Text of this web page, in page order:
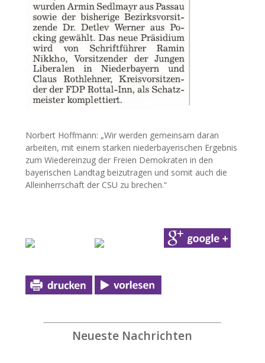
Norbert Hoffmann: „Wir werden gemeinsam daran
arbeiten, mit einem starken niederbayerischen Ergebnis
zum Wiedereinzug der Freien Demokraten in den
bayerischen Landtag beizutragen und somit auch die
Alleinherrschaft der CSU zu brechen.“
Neueste Nachrichten